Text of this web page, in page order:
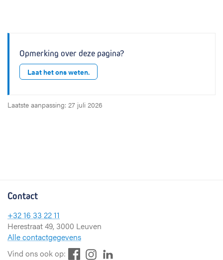
Opmerking over deze pagina?
Laat het ons weten.
Laatste aanpassing: 27 juli 2026
Contact
+32 16 33 22 11
Herestraat 49, 3000 Leuven
Alle contactgegevens
Vind ons ook op: